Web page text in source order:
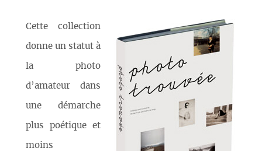
Cette collection
donne un statut à
la photo
d’amateur dans
une démarche
plus poétique et
moins